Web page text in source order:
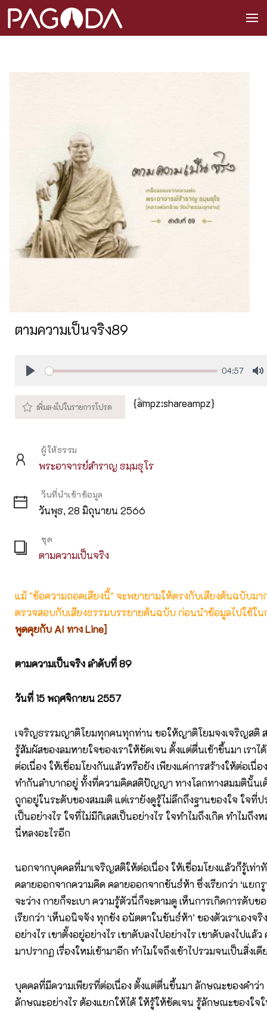
ตามความเป็นจริง89
04:57
{ampz:shareampz}
ผู้ให้ธรรม
พระอาจารย์สำราญ ธมฺมธุโร
วันที่นำเข้าข้อมูล
วันพุธ, 28 มิถุนายน 2566
ชุด
ตามความเป็นจริง
แม้ "ข้อความถอดเสียงนี้" จะพยายามให้ตรงกับเสียงต้นฉบับม
ตรวจสอบกับเสียงธรรมบรรยายต้นฉบับ ก่อนนำข้อมูลไปใช้ใน
พูดคุยกับ AI ทาง Line]
ตามความเป็นจริง ลำดับที่ 89
วันที่ 15พฤศจิกายน 2557
เจริญธรรมญาติโยมทุกคนทุกท่าน ขอให้ญาติโยมจงเจริญสติ
รู้สัมผัสของลมหายใจของเราให้ชัดเจน ตั้งแต่ตื่นเช้าขึ้นมา เราไ
ต่อเนื่อง ให้เชื่อมโยงกันแล้วหรือยัง เพียงแค่การสร้างให้ต่อเนื่
ทำกันลำบากอยู่ ทั้งที่ความคิดสติปัญญา ทางโลกทางสมมตินั้นเ
ถูกอยู่ในระดับของสมมติ แต่เรายังดูรู้ไม่ลึกถึงฐานของใจ ใจที่ป
เป็นอย่างไร ใจที่ไม่มีกิเลสเป็นอย่างไร ใจทำไมถึงเกิด ทำไมถึง
นี่หลงอะไรอีก
นอกจากบุคคลที่มาเจริญสติให้ต่อเนื่อง ให้เชื่อมโยงแล้วก็รู้เท่า
คลายออกจากความคิด คลายออกจากขันธ์ห้า ซึ่งเรียกว่า ‘แยก
จะว่าง กายก็จะเบา ความรู้ตัวนี่ก็จะตามดู เห็นการเกิดการดับข
เรียกว่า ‘เห็นอนิจจัง ทุกขัง อนัตตาในขันธ์ห้า’ ของตัวเราเองจริ
อย่างไร เขาตั้งอยู่อย่างไร เขาดับลงไปอย่างไร เขาดับลงไปแล้ว
มาปรากฏ เรื่องใหม่เข้ามาอีก ทำไมใจถึงเข้าไปรวมจนเป็นสิ่งเ
บุคคลที่มีความเพียรที่ต่อเนื่อง ตั้งแต่ตื่นขึ้นมา ลักษณะของคำว่า
ลักษณะอย่างไร ต้องแยกให้ได้ ให้รู้ให้ชัดเจน รู้ลักษณะของใจ